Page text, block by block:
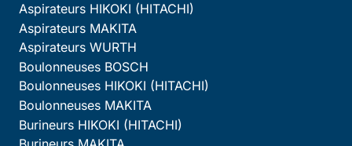
Aspirateurs HIKOKI (HITACHI)
Aspirateurs MAKITA
Aspirateurs WURTH
Boulonneuses BOSCH
Boulonneuses HIKOKI (HITACHI)
Boulonneuses MAKITA
Burineurs HIKOKI (HITACHI)